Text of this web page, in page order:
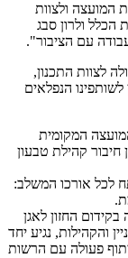
המועצה ולצוות
הכלל ולרון סבג
עם הציבור".
לצוות התכנון,
הנפלאים
המקומית
חיבור קהילת טבעון
לכל אורכו המשלב:
החזון לאגן
והקהילות, נגיע יחד
פעולה עם הרשות